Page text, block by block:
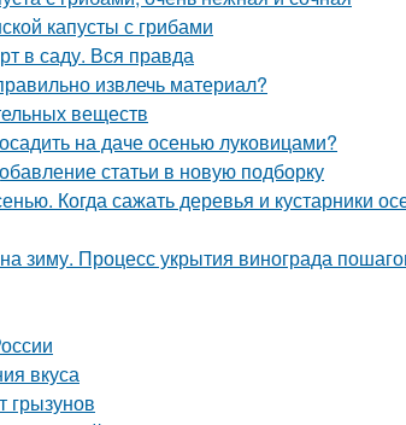
капусты с грибами
в саду. Вся правда
извлечь материал?
веществ
на даче осенью луковицами?
статьи в новую подборку
Когда сажать деревья и кустарники
зиму. Процесс укрытия винограда
вкуса